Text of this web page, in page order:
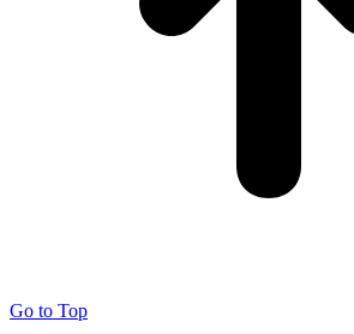
Go to Top